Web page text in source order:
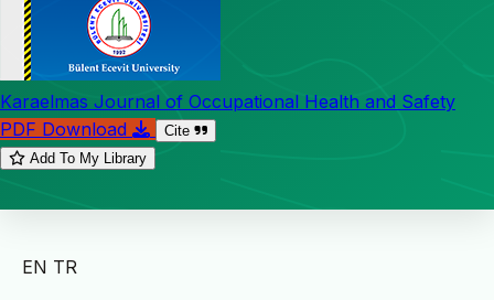
Karaelmas Journal of Occupational Health and Safety
PDF Download
Cite
Add To My Library
EN TR